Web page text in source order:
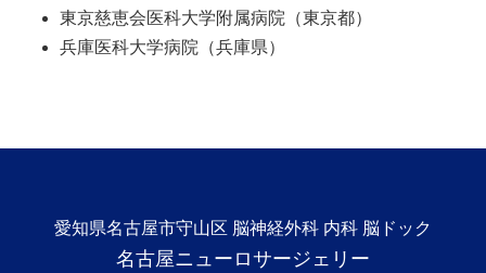
東京慈恵会医科大学附属病院（東京都）
兵庫医科大学病院（兵庫県）
愛知県名古屋市守山区 脳神経外科 内科 脳ドック
名古屋ニューロサージェリー